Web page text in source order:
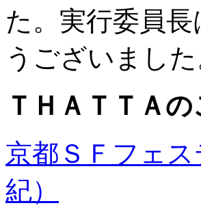
た。実行委員
うございまし
ＴＨＡＴＴＡ
京都ＳＦフェ
紀）